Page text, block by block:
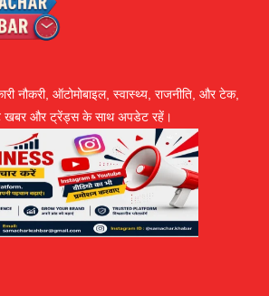
नौकरी, ऑटोमोबाइल, स्वास्थ्य, राजनीति, और टेक,
खबर और ट्रेंड्स के साथ अपडेट रहें।